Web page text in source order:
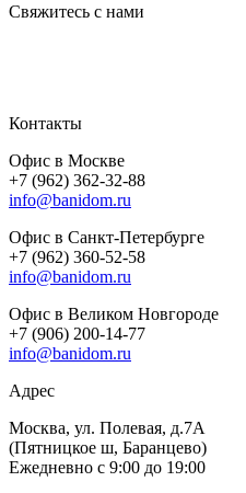
Свяжитесь с нами
Контакты
Офис в Москве
+7 (962) 362-32-88
info@banidom.ru
Офис в Санкт-Петербурге
+7 (962) 360-52-58
info@banidom.ru
Офис в Великом Новгороде
+7 (906) 200-14-77
info@banidom.ru
Адрес
Москва, ул. Полевая, д.7А
(Пятницкое ш, Баранцево)
Ежедневно с 9:00 до 19:00